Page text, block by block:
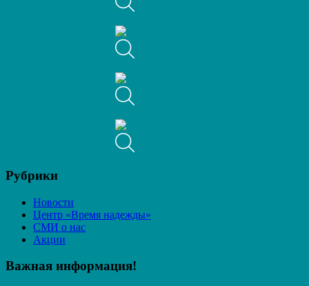
Рубрики
Новости
Центр «Время надежды»
СМИ о нас
Акции
Важная информация!